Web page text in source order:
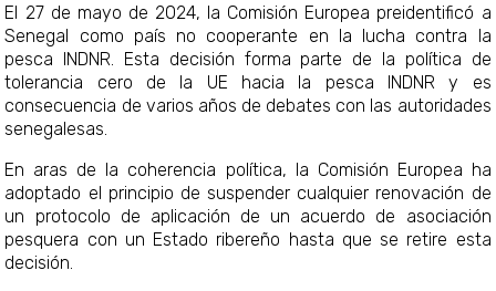
El 27 de mayo de 2024, la Comisión Europea preidentificó a
Senegal como país no cooperante en la lucha contra la
pesca INDNR. Esta decisión forma parte de la política de
tolerancia cero de la UE hacia la pesca INDNR y es
consecuencia de varios años de debates con las autoridades
senegalesas.
En aras de la coherencia política, la Comisión Europea ha
adoptado el principio de suspender cualquier renovación de
un protocolo de aplicación de un acuerdo de asociación
pesquera con un Estado ribereño hasta que se retire esta
decisión.